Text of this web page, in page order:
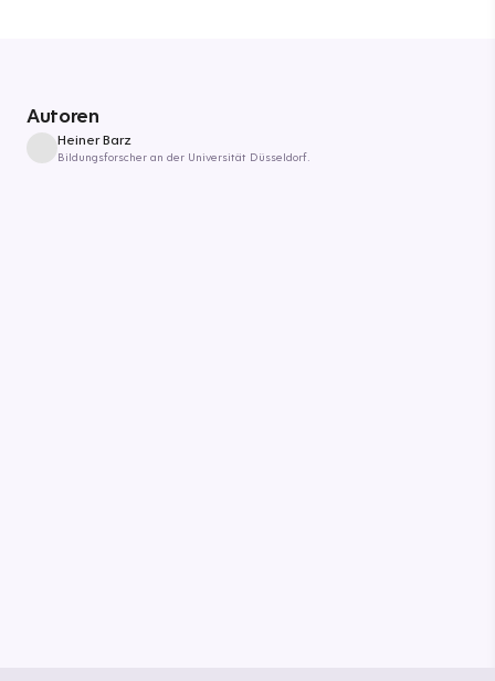
Autoren
Heiner Barz
Bildungsforscher an der Universität Düsseldorf.